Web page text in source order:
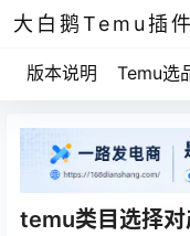
大白鹅Temu插件
版本说明 Temu选
temu类目选择